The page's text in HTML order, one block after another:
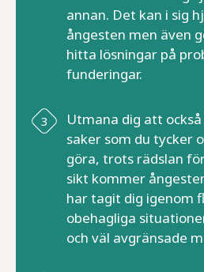
annan. Det kan i sig
ångesten men även
hitta lösningar på
funderingar.
Utmana dig att
saker som du tycker
göra, trots rädslan
sikt kommer
har tagit dig igenom
obehagliga
och väl avgränsade